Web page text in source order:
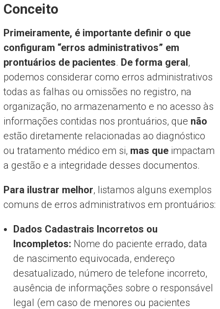
Conceito
Primeiramente, é importante definir o que
configuram “erros administrativos” em
prontuários de pacientes. De forma geral,
podemos considerar como erros administrativos
todas as falhas ou omissões no registro, na
organização, no armazenamento e no acesso às
informações contidas nos prontuários, que não
estão diretamente relacionadas ao diagnóstico
ou tratamento médico em si, mas queimpactam
a gestão e a integridade desses documentos.
Para ilustrar melhor, listamos alguns exemplos
comuns de erros administrativos em prontuários:
Dados Cadastrais Incorretos ou
Incompletos: Nome do paciente errado, data
de nascimento equivocada, endereço
desatualizado, número de telefone incorreto,
ausência de informações sobre o responsável
legal (em caso de menores ou pacientes